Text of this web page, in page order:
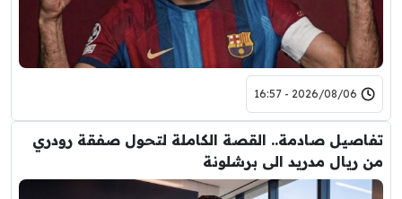
2026/08/06 - 16:57
تفاصيل صادمة.. القصة الكاملة لتحول صفقة رودري
من ريال مدريد الى برشلونة